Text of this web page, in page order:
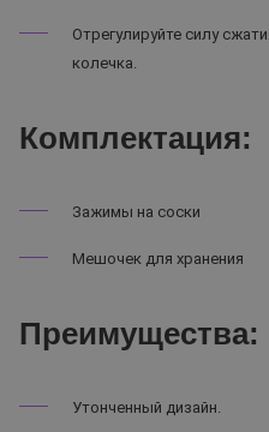
Отрегулируйте силу
колечка.
Комплектация:
Зажимы на соски
Мешочек для хранения
Преимущества:
Утонченный дизайн.